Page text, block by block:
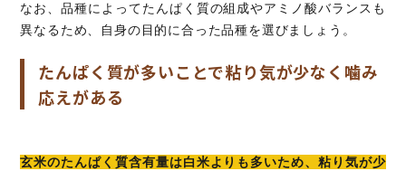
なお、品種によってたんぱく質の組成やアミノ酸バランスも
異なるため、自身の目的に合った品種を選びましょう。
たんぱく質が多いことで粘り気が少なく噛み
応えがある
玄米のたんぱく質含有量は白米よりも多いため、粘り気が少